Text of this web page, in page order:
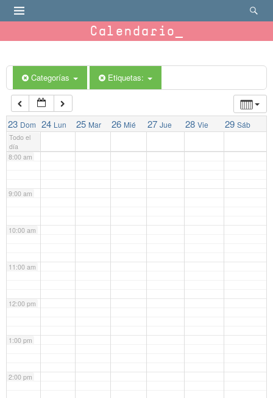
Calendario
Categorías Etiquetas:
23 Dom 24 Lun 25 Mar 26 Mié 27 Jue 28 Vie 29 Sáb
Todo el
día
4:00 am
6:00 am
7:00 am
8:00 am
9:00 am
10:00 am
11:00 am
12:00 pm
1:00 pm
2:00 pm